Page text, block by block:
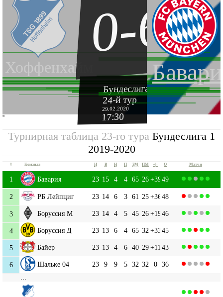
Хоффенхайм
0-6
Бундеслига 1 2019-2020
24-й тур
29.02.2020
17:30
''
Турнирная таблица 23-го тура Бундеслига 1
2019-2020
# Команда И В Н П ЗМ ПМ +|- О Матчи
1 Бавария 23 15 4 4 65 26+3949
2 РБ Лейпциг 23 14 6 3 61 25+3648
3 Боруссия М 23 14 4 5 45 26+1946
4 Боруссия Д 23 13 6 4 65 32 +3345
5 Байер 23 13 4 6 40 29+11 43
6 Шальке 04 23 9 9 5 32 32 0 36